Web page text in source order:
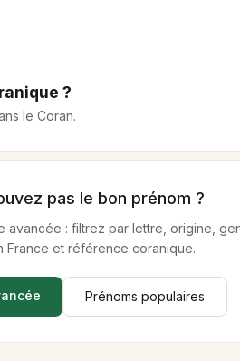
?
le Coran.
pas le bon prénom ?
avancée : filtrez par lettre, origine,
France et référence coranique.
Prénoms populaires